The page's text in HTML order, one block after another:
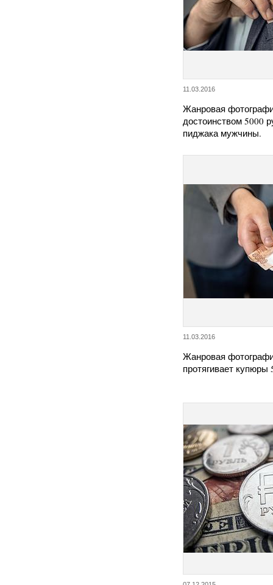
11.03.2016
Жанровая
достоинством 5000
пиджака мужчины.
11.03.2016
Жанровая
протягивает купюры